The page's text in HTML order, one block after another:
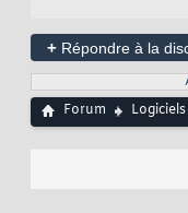
+ Répondre à la
Forum
Logiciels